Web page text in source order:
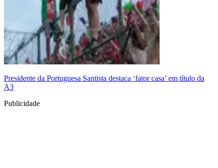
Presidente da Portuguesa Santista destaca ‘fator casa’ em título da
A3
Publicidade